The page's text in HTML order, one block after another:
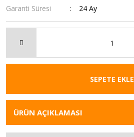
Garanti Süresi
24 Ay
SEPETE EKLE
ÜRÜN AÇIKLAMASI